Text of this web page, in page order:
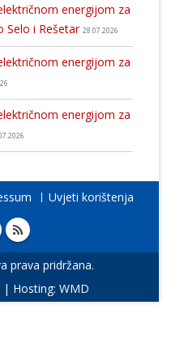
energijom za
Selo i Rešetar 28.07.2026
energijom za
energijom za
Uvjeti korištenja
prava pridržana.
| Hosting: WMD